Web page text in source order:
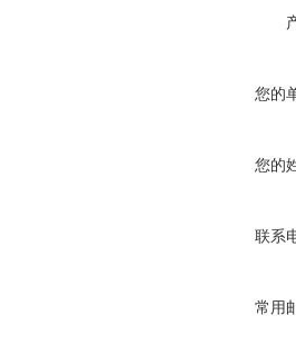
您的
您的
联系
常用